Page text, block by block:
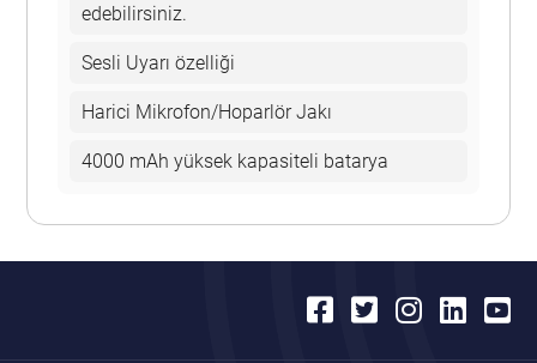
edebilirsiniz.
Sesli Uyarı özelliği
Harici Mikrofon/Hoparlör Jakı
4000 mAh yüksek kapasiteli batarya